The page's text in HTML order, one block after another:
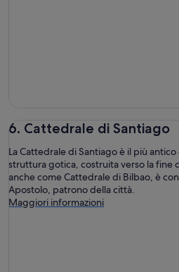
6. Cattedrale di Santiago
La Cattedrale di Santiago è il più
struttura gotica, costruita verso la fine
anche come Cattedrale di Bilbao, è
Apostolo, patrono della città.
Maggiori informazioni